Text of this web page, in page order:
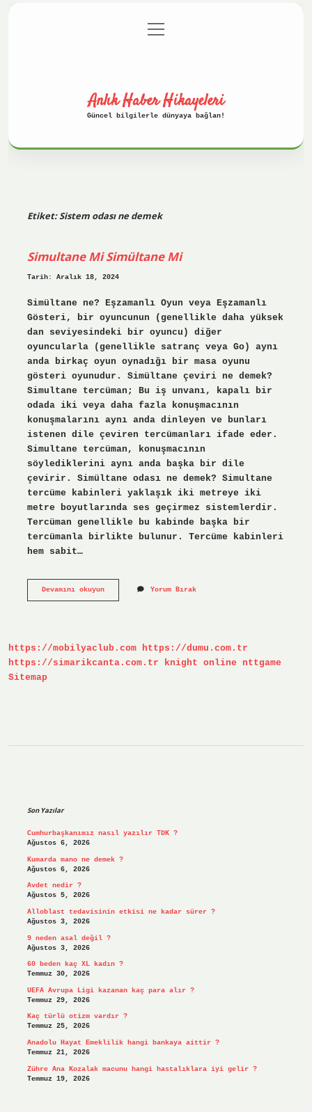
Gizlilik Politikası
menüyü
aç
Anlık Haber Hikayeleri
Güncel bilgilerle dünyaya bağlan!
Etiket:Sistem odası ne demek
Simultane Mi Simültane Mi
Tarih: Aralık 18, 2024
Simültane ne? Eşzamanlı Oyun veya Eşzamanlı
Gösteri, bir oyuncunun (genellikle daha yüksek
dan seviyesindeki bir oyuncu) diğer
oyuncularla (genellikle satranç veya Go) aynı
anda birkaç oyun oynadığı bir masa oyunu
gösteri oyunudur. Simültane çeviri ne demek?
Simultane tercüman; Bu iş unvanı, kapalı bir
odada iki veya daha fazla konuşmacının
konuşmalarını aynı anda dinleyen ve bunları
istenen dile çeviren tercümanları ifade eder.
Simultane tercüman, konuşmacının
söylediklerini aynı anda başka bir dile
çevirir. Simültane odası ne demek? Simultane
tercüme kabinleri yaklaşık iki metreye iki
metre boyutlarında ses geçirmez sistemlerdir.
Tercüman genellikle bu kabinde başka bir
tercümanla birlikte bulunur. Tercüme kabinleri
hem sabit…
Devamını okuyunSimultane
Yorum Bırak
https://mobilyaclub.com https://dumu.com.tr
https://simarikcanta.com.tr
knight online
nttgame
Sitemap
Son Yazılar
Cumhurbaşkanımız nasıl yazılır TDK ?
Ağustos 6, 2026
Kumarda mano ne demek ?
Ağustos 6, 2026
Avdet nedir ?
Ağustos 5, 2026
Alloblast tedavisinin etkisi ne kadar sürer ?
Ağustos 3, 2026
9 neden asal değil ?
Ağustos 3, 2026
60 beden kaç XL kadın ?
Temmuz 30, 2026
UEFA Avrupa Ligi kazanan kaç para alır ?
Temmuz 29, 2026
Kaç türlü otizm vardır ?
Temmuz 25, 2026
Anadolu Hayat Emeklilik hangi bankaya aittir ?
Temmuz 21, 2026
Zühre Ana Kozalak macunu hangi hastalıklara iyi gelir ?
Temmuz 19, 2026